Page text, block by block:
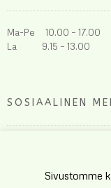
Ma-Pe 10.00 – 17.00
La 9.15 – 13.00
SOSIAALINEN
Sivustomme